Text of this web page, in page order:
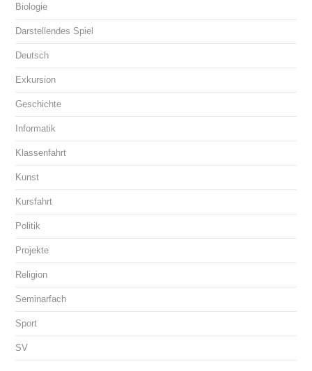
Biologie
Darstellendes Spiel
Deutsch
Exkursion
Geschichte
Informatik
Klassenfahrt
Kunst
Kursfahrt
Politik
Projekte
Religion
Seminarfach
Sport
SV